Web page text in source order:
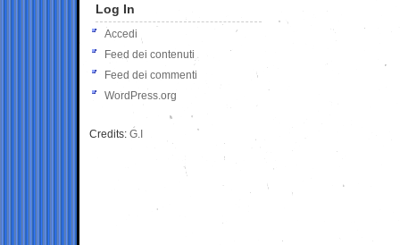
Log In
Accedi
Feed dei contenuti
Feed dei commenti
WordPress.org
Credits: G.I